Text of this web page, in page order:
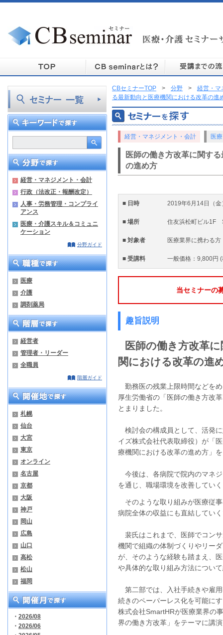
経営・マネジメント・会計
行政（法改正・報酬改定）
人事・労務管理・コンプライ
アンス
医療・介護スキル＆コミュニ
ケーション
分野ガイド
医療
介護
調剤薬局
経営者
管理者・リーダー
全職員
階層ガイド
札幌
仙台
大宮
東京
オンライン
名古屋
京都
大阪
神戸
岡山
広島
山口
高松
松山
福岡
・ 2026/08
・ 2026/06
CBセミナーTOP > 分野 >
経営・マ
る最新動向と医療機関における改革の進
経営・マネジメント・会計 医療
医師の働き方改革に関す
の進め方
■ 日時 2019年6月14日（
■ 場所 住友浜松町ビル1F
■ 対象者 医療業界に携わる方
■ 受講料 一般価格：9,800
当セミナーの
趣旨説明
医師の働き方改革
関における改革の進
勤務医の残業上限時間などを
厚生労働省の「医師の働き方改
とまりました。
検討会の構成員として、活発
イズ株式会社代表取締役）が「
療機関における改革の進め方」
今後は、各病院で院内のマネ
を通じ、職場環境を改善してい
そのような取り組みが医療従
病院全体の収益にも直結してい
裴氏はこれまで、医師でコン
機関で組織の体制づくりやリー
が、そのような経験も踏まえ、
や具体的な取り組み方法につい
第二部では、入社手続きや雇
続きのペーパーレス化を可能に
株式会社SmartHRが医療業界の
界の働き方改革」をテーマに講